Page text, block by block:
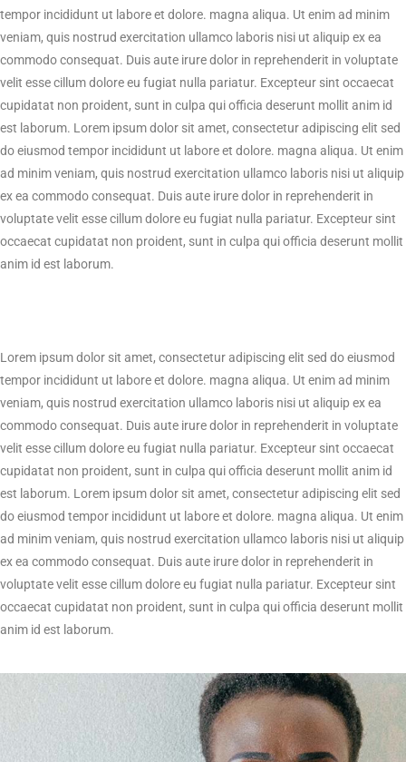
tempor incididunt ut labore et dolore. magna aliqua. Ut enim ad minim
veniam, quis nostrud exercitation ullamco laboris nisi ut aliquip ex ea
commodo consequat. Duis aute irure dolor in reprehenderit in voluptate
velit esse cillum dolore eu fugiat nulla pariatur. Excepteur sint occaecat
cupidatat non proident, sunt in culpa qui officia deserunt mollit anim id
est laborum. Lorem ipsum dolor sit amet, consectetur adipiscing elit sed
do eiusmod tempor incididunt ut labore et dolore. magna aliqua. Ut enim
ad minim veniam, quis nostrud exercitation ullamco laboris nisi ut aliquip
ex ea commodo consequat. Duis aute irure dolor in reprehenderit in
voluptate velit esse cillum dolore eu fugiat nulla pariatur. Excepteur sint
occaecat cupidatat non proident, sunt in culpa qui officia deserunt mollit
anim id est laborum.
Lorem ipsum dolor sit amet, consectetur adipiscing elit sed do eiusmod
tempor incididunt ut labore et dolore. magna aliqua. Ut enim ad minim
veniam, quis nostrud exercitation ullamco laboris nisi ut aliquip ex ea
commodo consequat. Duis aute irure dolor in reprehenderit in voluptate
velit esse cillum dolore eu fugiat nulla pariatur. Excepteur sint occaecat
cupidatat non proident, sunt in culpa qui officia deserunt mollit anim id
est laborum. Lorem ipsum dolor sit amet, consectetur adipiscing elit sed
do eiusmod tempor incididunt ut labore et dolore. magna aliqua. Ut enim
ad minim veniam, quis nostrud exercitation ullamco laboris nisi ut aliquip
ex ea commodo consequat. Duis aute irure dolor in reprehenderit in
voluptate velit esse cillum dolore eu fugiat nulla pariatur. Excepteur sint
occaecat cupidatat non proident, sunt in culpa qui officia deserunt mollit
anim id est laborum.